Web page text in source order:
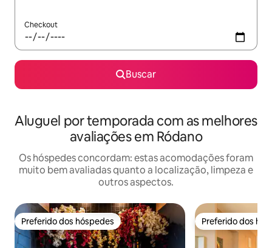
Checkout
Buscar
Aluguel por temporada com as melhores
avaliações em Ródano
Os hóspedes concordam: estas acomodações foram
muito bem avaliadas quanto a localização, limpeza e
outros aspectos.
Preferido dos hóspedes
Preferido dos hóspedes Preferido dos
Preferido dos